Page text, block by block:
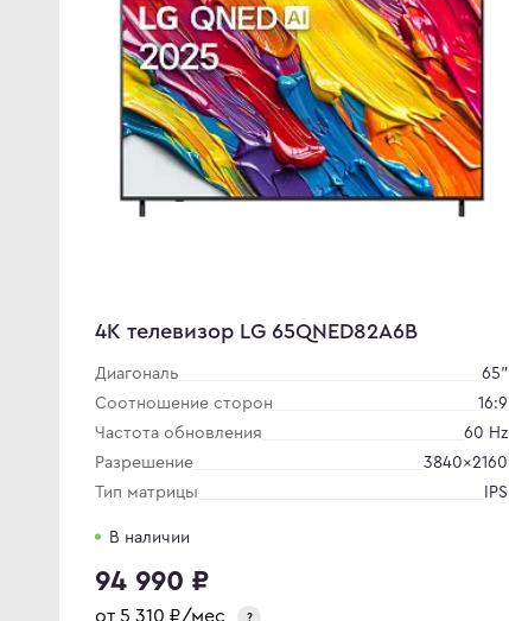
4K телевизор LG 65QNED82A6B
Диагональ
65"
Соотношение сторон
16:9
Частота обновления
60 Hz
Разрешение
3840×2160
Тип матрицы
IPS
В наличии
94 990 ₽
от 5 310 ₽/мес ?